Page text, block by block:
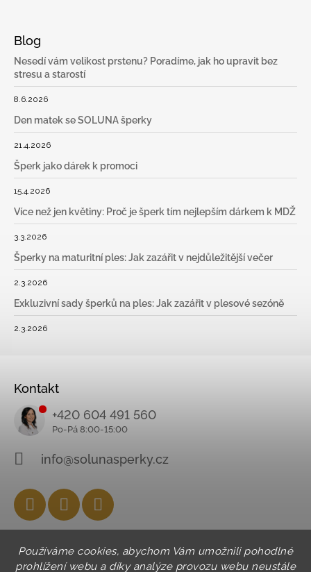
Používáme cookies, abychom Vám umožnili pohodlné
prohlížení webu a díky analýze provozu webu neustále
Blog
Nesedí vám velikost prstenu? Poradíme, jak ho upravit bez
stresu a starostí
8.6.2026
Den matek se SOLUNA šperky
21.4.2026
Šperk jako dárek k promoci
15.4.2026
Více než jen květiny: Proč je šperk tím nejlepším dárkem k MDŽ
3.3.2026
Šperky na maturitní ples: Jak zazářit v nejdůležitější večer
2.3.2026
Exkluzivní sady šperků na ples: Jak zazářit v plesové sezóně
2.3.2026
Kontakt
+420 604 491 560
info@solunasperky.cz